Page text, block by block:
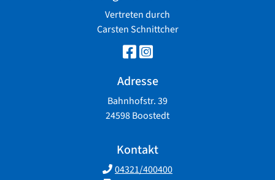
Vertreten durch
Carsten Schnittcher
Adresse
Bahnhofstr. 39
24598 Boostedt
Kontakt
04321/400400